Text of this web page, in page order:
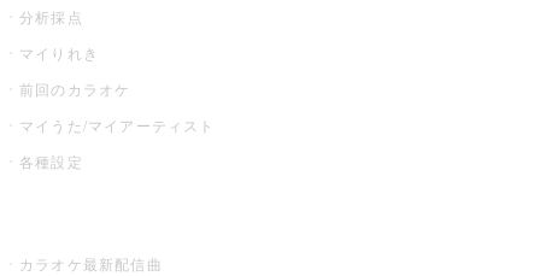
分析採点
マイりれき
前回のカラオケ
マイうた/マイアーティスト
各種設定
カラオケ最新配信曲